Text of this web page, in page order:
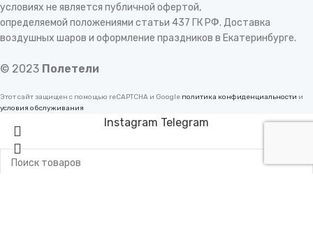
условиях не является публичной офертой,
определяемой положениями статьи 437 ГК РФ. Доставка
воздушных шаров и оформление праздников в Екатеринбурге.
© 2023 Полетели
Этот сайт защищен с помощью reCAPTCHA и Google политика конфиденциальности и
условия обслуживания
Instagram Telegram